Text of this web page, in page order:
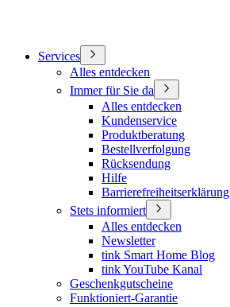
Services
Alles entdecken
Immer für Sie da
Alles entdecken
Kundenservice
Produktberatung
Bestellverfolgung
Rücksendung
Hilfe
Barrierefreiheitserklärung
Stets informiert
Alles entdecken
Newsletter
tink Smart Home Blog
tink YouTube Kanal
Geschenkgutscheine
Funktioniert-Garantie